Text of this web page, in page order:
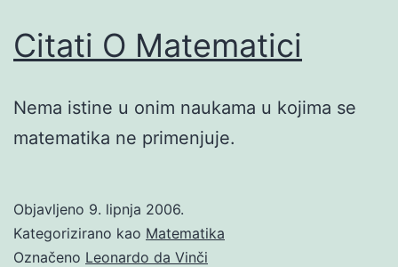
Citati O Matematici
Nema istine u onim naukama u kojima se
matematika ne primenjuje.
Objavljeno 9. lipnja 2006.
Kategorizirano kao Matematika
Označeno Leonardo da Vinči